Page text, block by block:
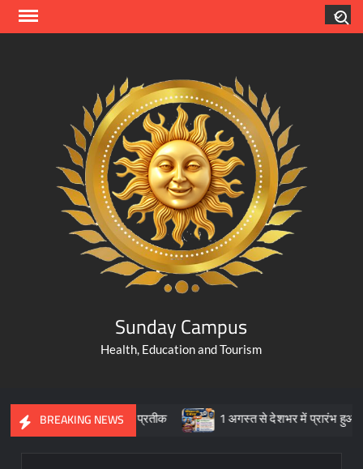
Skip
Sunday Campus
Health, Education and Tourism
BREAKING NEWS
विरासत का प्रतीक 1 अगस्त से देशभर में प्रारंभ हुआ ’मीडियेशन फॉर